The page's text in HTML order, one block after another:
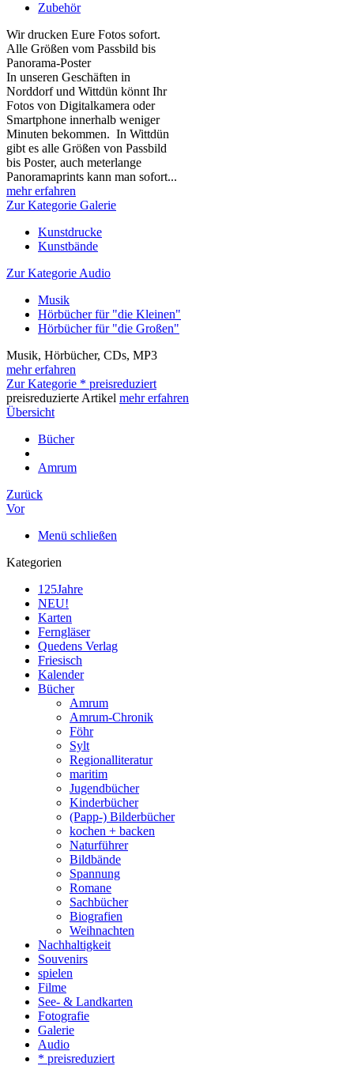
Zubehör
Wir drucken Eure Fotos sofort.
Alle Größen vom Passbild bis
Panorama-Poster
In unseren Geschäften in
Norddorf und Wittdün könnt Ihr
Fotos von Digitalkamera oder
Smartphone innerhalb weniger
Minuten bekommen. In Wittdün
gibt es alle Größen von Passbild
bis Poster, auch meterlange
Panoramaprints kann man sofort...
mehr erfahren
Zur Kategorie Galerie
Kunstdrucke
Kunstbände
Zur Kategorie Audio
Musik
Hörbücher für "die Kleinen"
Hörbücher für "die Großen"
Musik, Hörbücher, CDs, MP3
mehr erfahren
Zur Kategorie * preisreduziert
preisreduzierte Artikel mehr erfahren
Übersicht
Bücher
Amrum
Zurück
Vor
Menü schließen
Kategorien
125Jahre
NEU!
Karten
Ferngläser
Quedens Verlag
Friesisch
Kalender
Bücher
Amrum
Amrum-Chronik
Föhr
Sylt
Regionalliteratur
maritim
Jugendbücher
Kinderbücher
(Papp-) Bilderbücher
kochen + backen
Naturführer
Bildbände
Spannung
Romane
Sachbücher
Biografien
Weihnachten
Nachhaltigkeit
Souvenirs
spielen
Filme
See- & Landkarten
Fotografie
Galerie
Audio
* preisreduziert